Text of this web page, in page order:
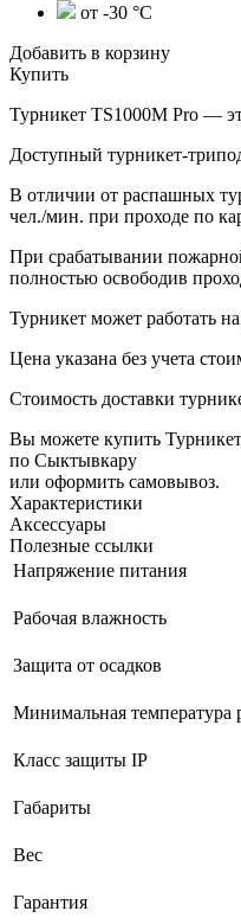
от -30 °С
Добавить в корзину
Купить
Турникет TS1000M Pro —
Доступный турникет-
В отличии от распашных
чел./мин. при проходе по
При срабатывании
полностью освободив
Турникет может работать
Цена указана без учета
Стоимость доставки
Вы можете купить
по Сыктывкару
или оформить самовывоз.
Характеристики
Аксессуары
Полезные ссылки
Напряжение питания
Рабочая влажность
Защита от осадков
Минимальная температура
Класс защиты IP
Габариты
Вес
Гарантия